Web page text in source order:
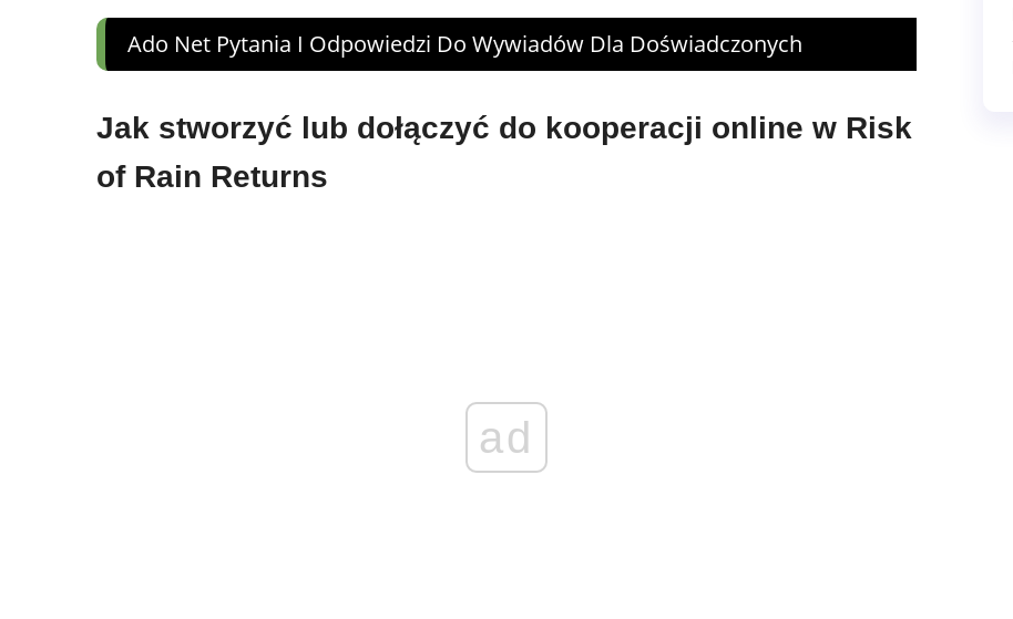
Ado Net Pytania I Odpowiedzi Do Wywiadów Dla Doświadczonych
Jak stworzyć lub dołączyć do kooperacji online w Risk
of Rain Returns
ad